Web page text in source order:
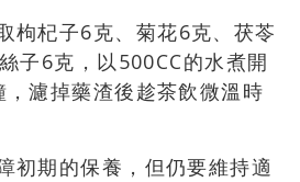
枸杞子6克、菊花6克、茯苓
子6克，以500CC的水煮開
濾掉藥渣後趁茶飲微溫時
初期的保養，但仍要維持適